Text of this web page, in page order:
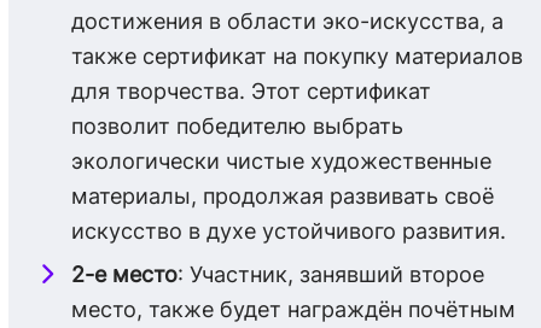
достижения в области эко-искусства, а
также сертификат на покупку материалов
для творчества. Этот сертификат
позволит победителю выбрать
экологически чистые художественные
материалы, продолжая развивать своё
искусство в духе устойчивого развития.
2-е место: Участник, занявший второе
место, также будет награждён почётным